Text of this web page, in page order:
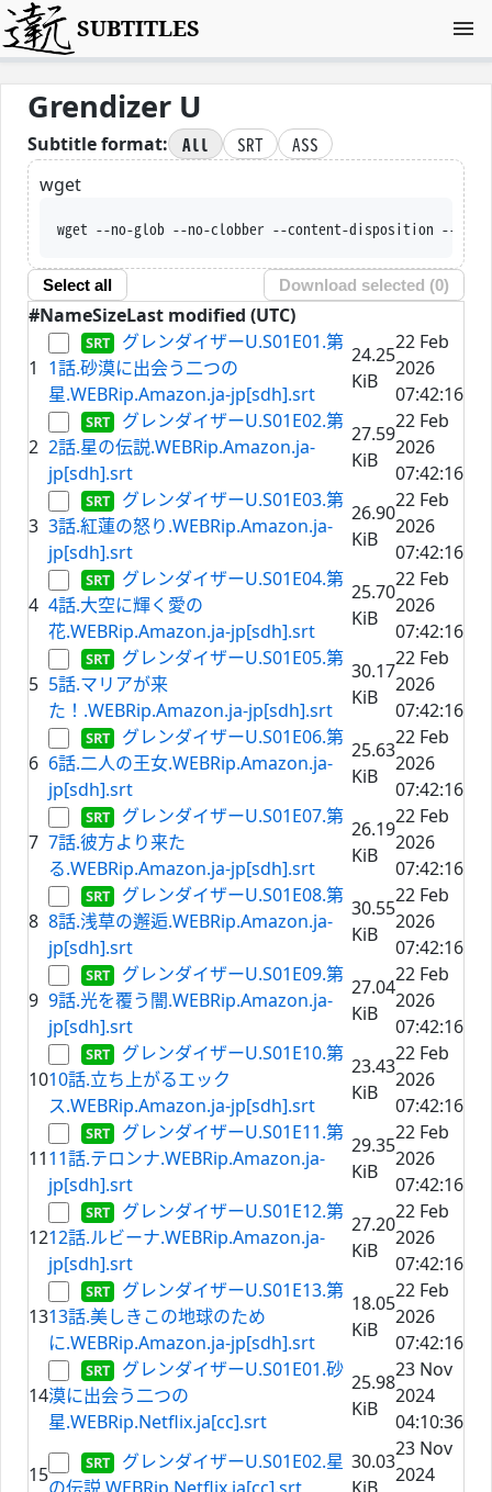
SUBTITLES
Grendizer U
Subtitle format: All SRT
ASS
wget
wget --no-glob --no-clobber --content-disposition --
Select all Download selected (0)
#NameSizeLast modified (UTC)
1
グレンダイザーU.S01E01.第
1話.砂漠に出会う二つの
星.WEBRip.Amazon.ja-jp[sdh].srt
24.25
KiB
22 Feb
2026
07:42:16
2
グレンダイザーU.S01E02.第
2話.星の伝説.WEBRip.Amazon.ja-
jp[sdh].srt
27.59
KiB
22 Feb
2026
07:42:16
3
グレンダイザーU.S01E03.第
3話.紅蓮の怒り.WEBRip.Amazon.ja-
jp[sdh].srt
26.90
KiB
22 Feb
2026
07:42:16
4
グレンダイザーU.S01E04.第
4話.大空に輝く愛の
花.WEBRip.Amazon.ja-jp[sdh].srt
25.70
KiB
22 Feb
2026
07:42:16
5
グレンダイザーU.S01E05.第
5話.マリアが来
た！.WEBRip.Amazon.ja-jp[sdh].srt
30.17
KiB
22 Feb
2026
07:42:16
6
グレンダイザーU.S01E06.第
6話.二人の王女.WEBRip.Amazon.ja-
jp[sdh].srt
25.63
KiB
22 Feb
2026
07:42:16
7
グレンダイザーU.S01E07.第
7話.彼方より来た
る.WEBRip.Amazon.ja-jp[sdh].srt
26.19
KiB
22 Feb
2026
07:42:16
8
グレンダイザーU.S01E08.第
8話.浅草の邂逅.WEBRip.Amazon.ja-
jp[sdh].srt
30.55
KiB
22 Feb
2026
07:42:16
9
グレンダイザーU.S01E09.第
9話.光を覆う闇.WEBRip.Amazon.ja-
jp[sdh].srt
27.04
KiB
22 Feb
2026
07:42:16
10
グレンダイザーU.S01E10.第
10話.立ち上がるエック
ス.WEBRip.Amazon.ja-jp[sdh].srt
23.43
KiB
22 Feb
2026
07:42:16
11
グレンダイザーU.S01E11.第
11話.テロンナ.WEBRip.Amazon.ja-
jp[sdh].srt
29.35
KiB
22 Feb
2026
07:42:16
12
グレンダイザーU.S01E12.第
12話.ルビーナ.WEBRip.Amazon.ja-
jp[sdh].srt
27.20
KiB
22 Feb
2026
07:42:16
13
グレンダイザーU.S01E13.第
13話.美しきこの地球のため
に.WEBRip.Amazon.ja-jp[sdh].srt
18.05
KiB
22 Feb
2026
07:42:16
14
グレンダイザーU.S01E01.砂
漠に出会う二つの
星.WEBRip.Netflix.ja[cc].srt
25.98
KiB
23 Nov
2024
04:10:36
15
グレンダイザーU.S01E02.星 30.03
23 Nov
2024